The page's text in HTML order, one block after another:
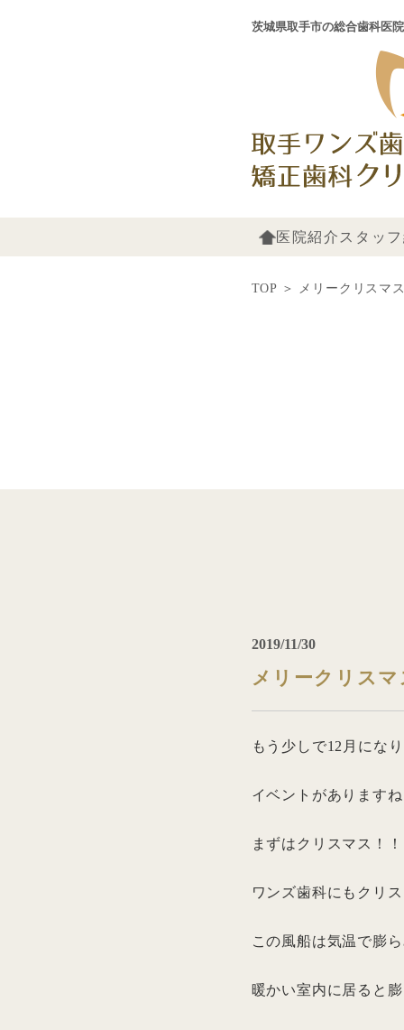
茨城県取手市の総合歯科医
医院紹介 スタッ
TOP＞ メリークリスマ
2019/11/30
メリークリスマ
もう少しで12月にな
イベントがあります
まずはクリスマス！！
ワンズ歯科にもクリ
この風船は気温で膨
暖かい室内に居ると